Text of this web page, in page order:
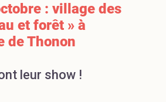
: village des
et forêt » à
de Thonon
leur show !